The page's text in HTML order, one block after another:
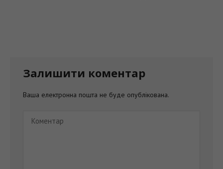
Залишити коментар
Ваша електронна пошта не буде опублікована.